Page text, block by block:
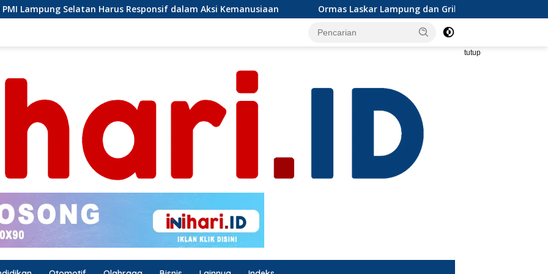
dalam Aksi Kemanusiaan Ormas Laskar Lampung dan Grib jaya Lampung selatan mengapresiasi dan ikut
tutup